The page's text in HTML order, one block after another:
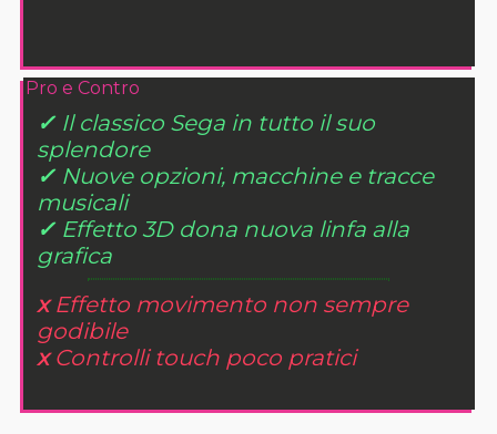
Pro e Contro
✓ Il classico Sega in tutto il suo
splendore
✓ Nuove opzioni, macchine e tracce
musicali
✓ Effetto 3D dona nuova linfa alla
grafica
xEffetto movimento non sempre
godibile
xControlli touch poco pratici